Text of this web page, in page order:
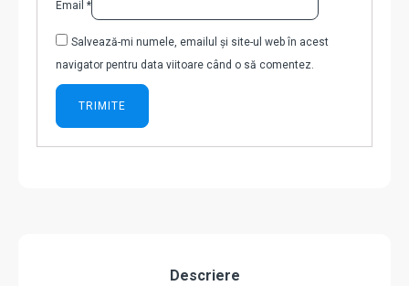
Email *
Salvează-mi numele, emailul și site-ul web în acest
navigator pentru data viitoare când o să comentez.
Descriere